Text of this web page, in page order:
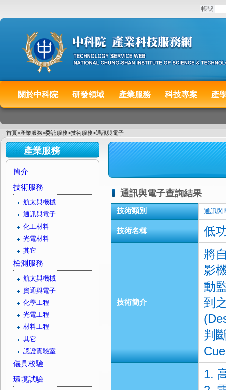
帳號
關於中科院 研發領域 產業服務 科技專案 產
首頁>產業服務>委託服務>技術服務>通訊與電子
:::產業服務
簡介
技術服務
航太與機械
通訊與電子
化工材料
光電材料
其它
檢測服務
航太與機械
資通與電子
化學工程
光電工程
材料工程
其它
認證實驗室
儀具校驗
環境試驗
通訊與電子查詢結果
技術類別 通訊與
技術名稱 低
技術簡介
將
影
動
到
判
1.